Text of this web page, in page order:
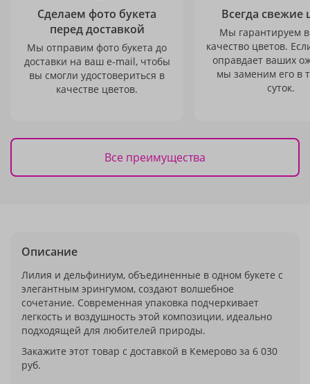
Сделаем фото букета
перед доставкой
Мы отправим фото букета до
доставки на ваш e-mail, чтобы
вы смогли удостовериться в
качестве цветов.
Всегда свежие
Мы гарантируем
качество цветов.
оправдает ваших
мы заменим его в
суток.
Все преимущества
Описание
Лилия и дельфиниум, объединенные в одном букете с
элегантным эрингумом, создают волшебное
сочетание. Современная упаковка подчеркивает
легкость и воздушность этой композиции, идеально
подходящей для любителей природы.
Закажите этот товар с доставкой в Кемерово за 6 030
руб.